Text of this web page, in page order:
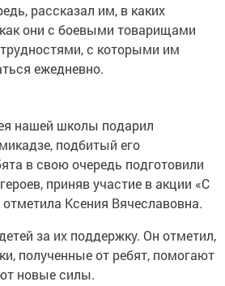
рассказал им, в каких
они с боевыми товарищами
с которыми им
ежедневно.
нашей школы подарил
подбитый его
в свою очередь подготовили
приняв участие в акции «С
Ксения Вячеславовна.
за их поддержку. Он отметил,
полученные от ребят, помогают
новые силы.